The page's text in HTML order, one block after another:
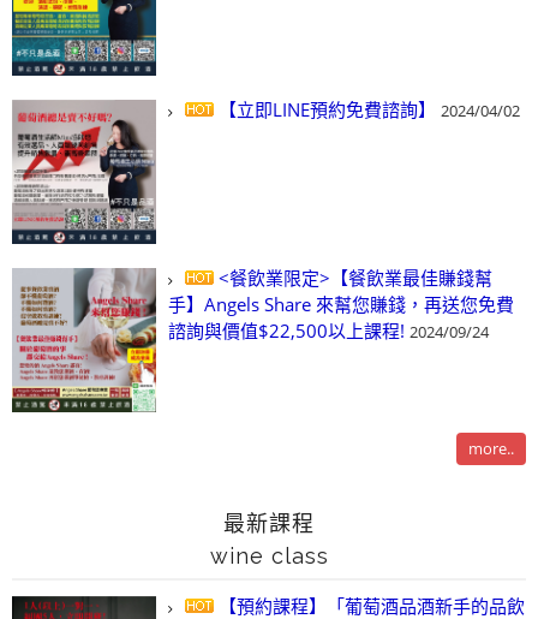
【立即LINE預約免費諮詢】 2024/04/02
<餐飲業限定>【餐飲業最佳賺錢幫
手】Angels Share 來幫您賺錢，再送您免費
諮詢與價值$22,500以上課程! 2024/09/24
more..
最新課程
wine class
【預約課程】「葡萄酒品酒新手的品飲